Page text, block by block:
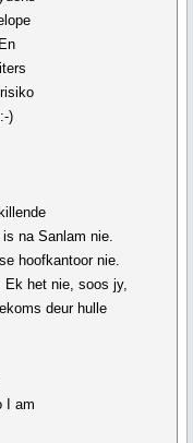
)
na Sanlam nie.
hoofkantoor nie.
Ek het nie, soos jy,
deur hulle
I am